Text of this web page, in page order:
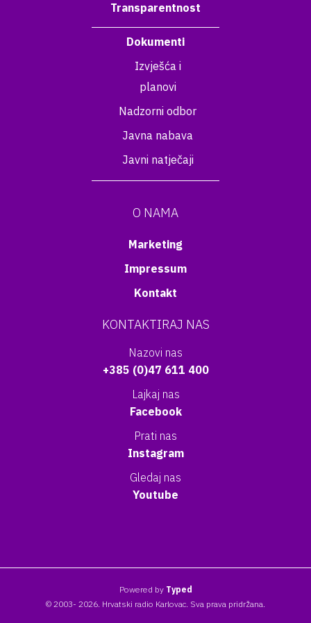
Transparentnost
Dokumenti
Izvješća i
planovi
Nadzorni odbor
Javna nabava
Javni natječaji
O NAMA
Marketing
Impressum
Kontakt
KONTAKTIRAJ NAS
Nazovi nas
+385 (0)47 611 400
Lajkaj nas
Facebook
Prati nas
Instagram
Gledaj nas
Youtube
Powered by Typed
© 2003- 2026. Hrvatski radio Karlovac. Sva prava pridržana.